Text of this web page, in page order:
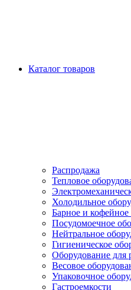
Каталог товаров
Распродажа
Тепловое
Холодильное
Барное и кофейное
Посудомоечное
Нейтральное
Гигиеническое
Оборудование для
Весовое
Упаковочное
Гастроемкости